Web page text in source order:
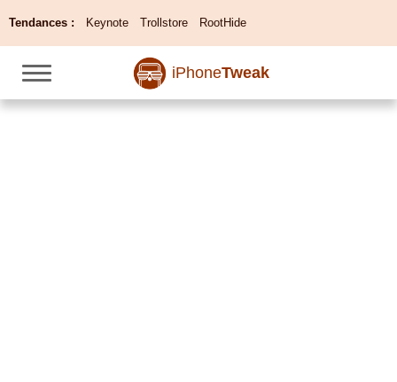
Tendances : Keynote Trollstore RootHide
iPhoneTweak